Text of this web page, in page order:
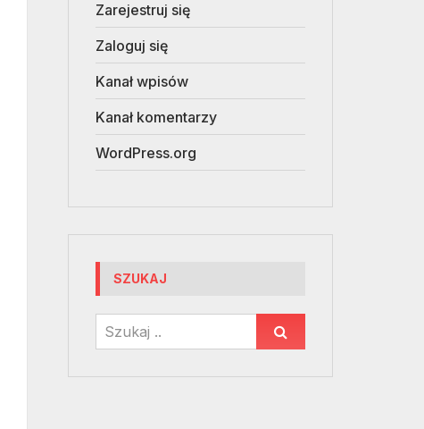
Zarejestruj się
Zaloguj się
Kanał wpisów
Kanał komentarzy
WordPress.org
SZUKAJ